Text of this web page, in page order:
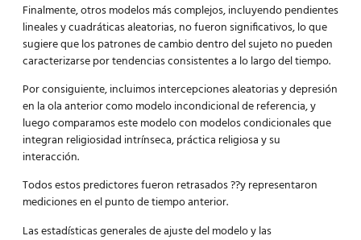
Finalmente, otros modelos más complejos, incluyendo pendientes
lineales y cuadráticas aleatorias, no fueron significativos, lo que
sugiere que los patrones de cambio dentro del sujeto no pueden
caracterizarse por tendencias consistentes a lo largo del tiempo.
Por consiguiente, incluimos intercepciones aleatorias y depresión
en la ola anterior como modelo incondicional de referencia, y
luego comparamos este modelo con modelos condicionales que
integran religiosidad intrínseca, práctica religiosa y su
interacción.
Todos estos predictores fueron retrasados ??y representaron
mediciones en el punto de tiempo anterior.
Las estadísticas generales de ajuste del modelo y las